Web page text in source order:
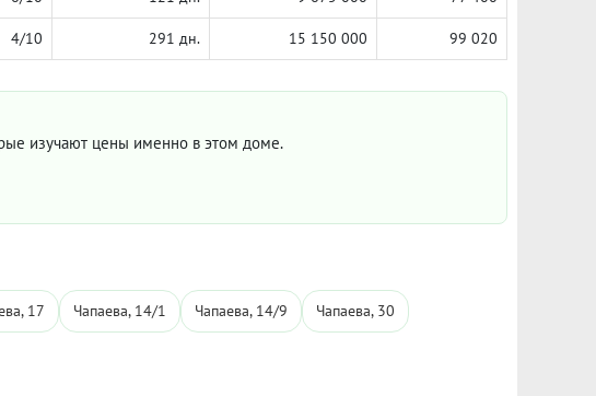
4/10 291 дн. 15 150 000 99 020
изучают цены именно в этом доме.
17 Чапаева, 14/1 Чапаева, 14/9 Чапаева, 30